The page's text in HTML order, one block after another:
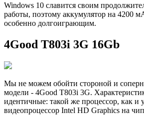
Windows 10 славится своим
работы, поэтому аккумулятор на 4200
особенно долгоиграющим.
4Good T803i 3G 16Gb
Мы не можем обойти стороной и
модели - 4Good T803i 3G.
идентичные: такой же процессор, как и
видеопроцессор Intel HD Graphics на